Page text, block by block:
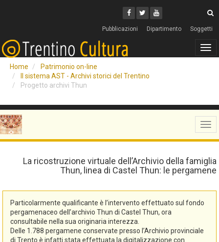
Facebook
Twitter
Youtube
Pubblicazioni Dipartimento Soggetti
Home
Patrimonio on-line
Il sistema AST - Archivi storici del Trentino
Progetto archivi Thun
La ricostruzione virtuale dell’Archivio della famiglia
Thun, linea di Castel Thun: le pergamene
Particolarmente qualificante è l’intervento effettuato sul fondo
pergamenaceo dell’archivio Thun di Castel Thun, ora
consultabile nella sua originaria interezza.
Delle 1.788 pergamene conservate presso l’Archivio provinciale
di Trento è infatti stata effettuata la digitalizzazione con